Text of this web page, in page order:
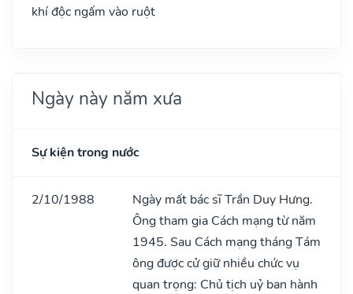
khí độc ngấm vào ruột
Ngày này năm xưa
Sự kiện trong nước
2/10/1988
Ngày mất bác sĩ Trần Duy Hưng.
Ông tham gia Cách mạng từ năm
1945. Sau Cách mạng tháng Tám
ông được cử giữ nhiều chức vụ
quan trọng: Chủ tịch uỷ ban hành